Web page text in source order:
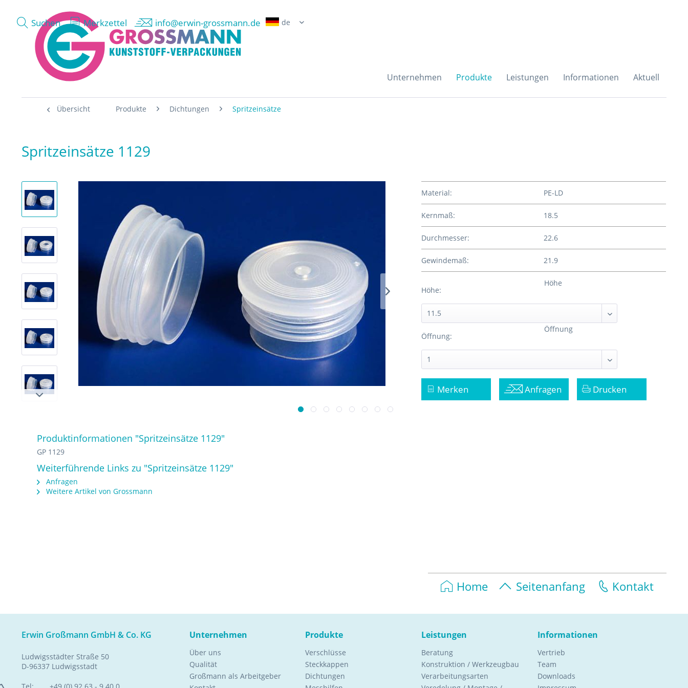
Suchen Merkzettel info@erwin-grossmann.de
Unternehmen Produkte Leistungen Informationen Aktuell
Übersicht Produkte Dichtungen Spritzeinsätze
Spritzeinsätze 1129
Produktinformationen "Spritzeinsätze 1129"
GP 1129
Weiterführende Links zu "Spritzeinsätze 1129"
Anfragen
Weitere Artikel von Grossmann
Material: PE-LD
Kernmaß: 18.5
Durchmesser: 22.6
Gewindemaß: 21.9
Höhe:
Höhe
Öffnung:
Öffnung
Merken Anfragen Drucken
Home Seitenanfang Kontakt
Erwin Großmann GmbH & Co. KG
Ludwigsstädter Straße 50
D-96337 Ludwigsstadt
Unternehmen
Über uns
Qualität
Großmann als Arbeitgeber
Produkte
Verschlüsse
Steckkappen
Dichtungen
Leistungen
Beratung
Konstruktion / Werkzeugbau
Verarbeitungsarten
Informationen
Vertrieb
Team
Downloads